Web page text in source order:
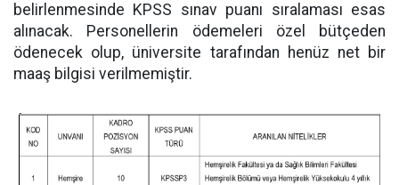
belirlenmesinde KPSS sınav puanı sıralaması esas
alınacak. Personellerin ödemeleri özel bütçeden
ödenecek olup, üniversite tarafından henüz net bir
maaş bilgisi verilmemiştir.